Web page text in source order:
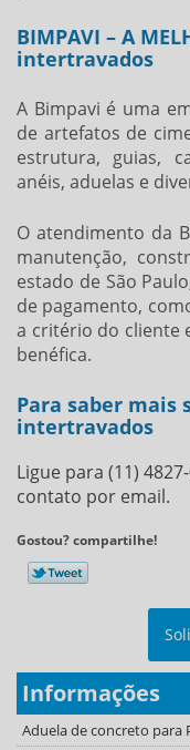
BIMPAVI – A
intertravados
A Bimpavi é uma
de artefatos de
estrutura, guias,
anéis, aduelas e
O atendimento da
manutenção,
estado de São
de pagamento,
a critério do cliente
benéfica.
Para saber mais
intertravados
Ligue para (11)
contato por email.
Gostou? compartilhe!
Informações
Aduela de concreto para